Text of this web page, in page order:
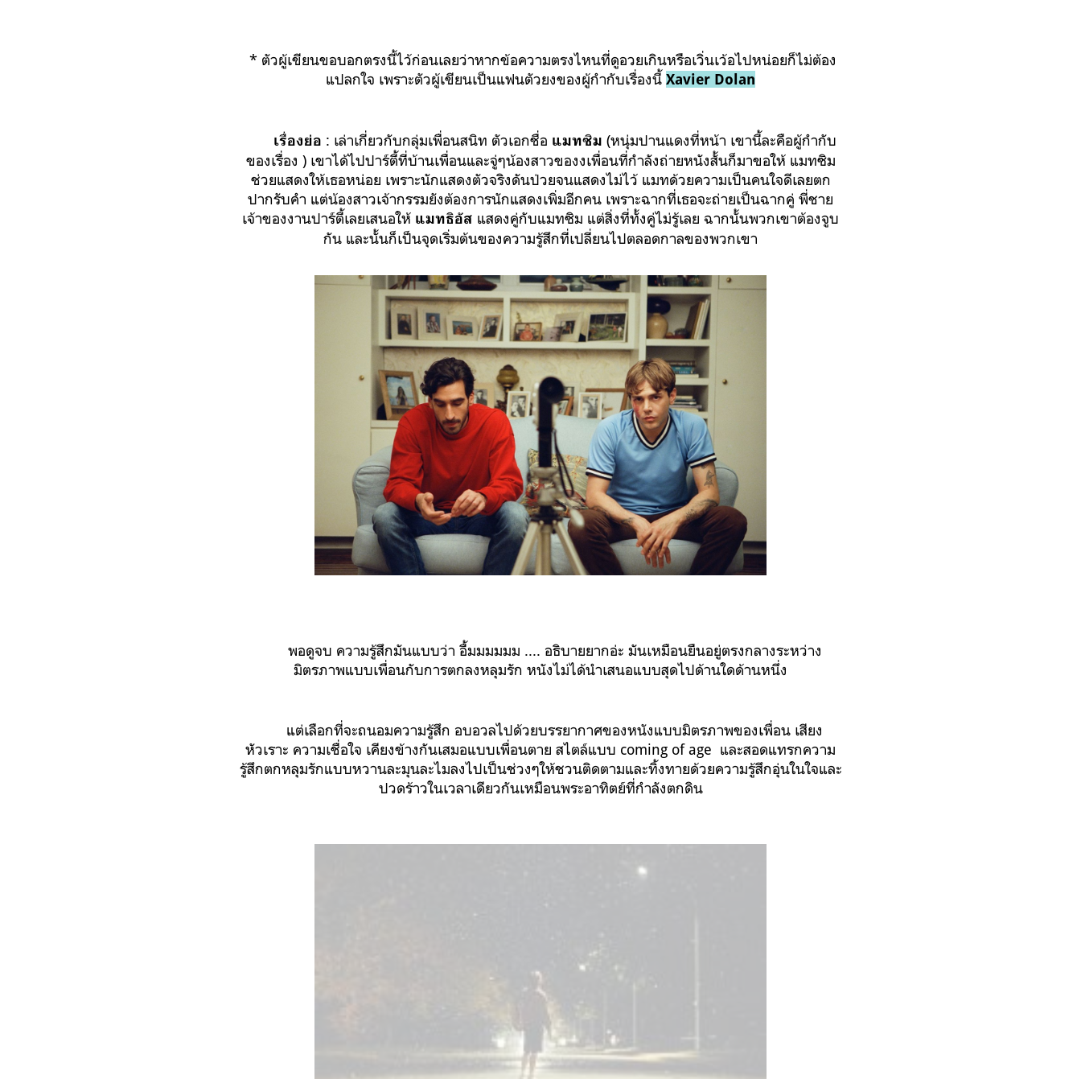
* ตัวผู้เขียนขอบอกตรงนี้ไว้ก่อนเลยว่าหากข้อความตรงไหนที่ดูอวยเกินหรือเวิ่นเว้อไปหน่อยก็ไม่ต้อง
แปลกใจ เพราะตัวผู้เขียนเป็นแฟนตัวยงของผู้กำกับเรื่องนี้ Xavier Dolan
เรื่องย่อ : เล่าเกี่ยวกับกลุ่มเพื่อนสนิท ตัวเอกชื่อ แมทซิม (หนุ่มปานแดงที่หน้า เขานี้ละคือผู้กำกับ
ของเรื่อง ) เขาได้ไปปาร์ตี้ที่บ้านเพื่อนและจู่ๆน้องสาวของงเพื่อนที่กำลังถ่ายหนังสั้นก็มาขอให้ แมทซิม
ช่วยแสดงให้เธอหน่อย เพราะนักแสดงตัวจริงดันป่วยจนแสดงไม่ไว้ แมทด้วยความเป็นคนใจดีเลยตก
ปากรับคำ แต่น้องสาวเจ้ากรรมยังต้องการนักแสดงเพิ่มอีกคน เพราะฉากที่เธอจะถ่ายเป็นฉากคู่ พี่ชาย
เจ้าของงานปาร์ตี้เลยเสนอให้ แมทธิอัส แสดงคู่กับแมทซิม แต่สิ่งที่ทั้งคู่ไม่รู้เลย ฉากนั้นพวกเขาต้องจูบ
กัน และนั้นก็เป็นจุดเริ่มต้นของความรู้สึกที่เปลี่ยนไปตลอดกาลของพวกเขา
พอดูจบ ความรู้สึกมันแบบว่า อื้มมมมมม .... อธิบายยากอ่ะ มันเหมือนยืนอยู่ตรงกลางระหว่าง
มิตรภาพแบบเพื่อนกับการตกลงหลุมรัก หนังไม่ได้นำเสนอแบบสุดไปด้านใดด้านหนึ่ง
แต่เลือกที่จะถนอมความรู้สึก อบอวลไปด้วยบรรยากาศของหนังแบบมิตรภาพของเพื่อน เสียง
หัวเราะ ความเชื่อใจ เคียงข้างกันเสมอแบบเพื่อนตาย สไตล์แบบ coming of age และสอดแทรกความ
รู้สึกตกหลุมรักแบบหวานละมุนละไมลงไปเป็นช่วงๆให้ชวนติดตามและทิ้งทายด้วยความรู้สึกอุ่นในใจและ
ปวดร้าวในเวลาเดียวกันเหมือนพระอาทิตย์ที่กำลังตกดิน